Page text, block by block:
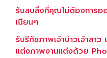
รับลบสิ่งที่คุณไม่ต้องการอ
เนียนๆ
รับรีทัชภาพเจ้าบ่าวเจ้าสา
แต่งภาพงานแต่งด้วย